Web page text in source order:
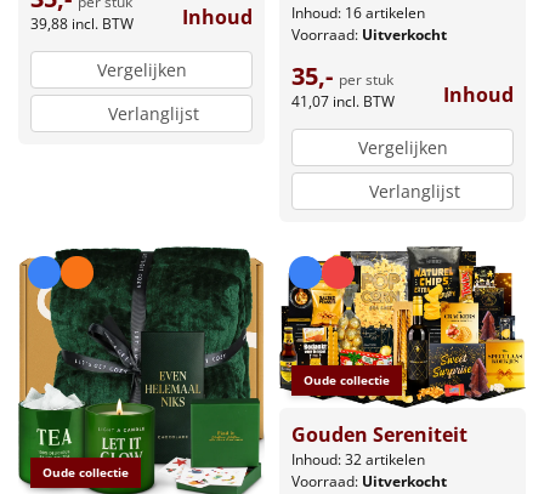
39,88 incl. BTW Inhoud
Vergelijken
Verlanglijst
Inhoud: 16 artikelen
Voorraad: Uitverkocht
35,- per stuk
41,07 incl. BTW Inhoud
Vergelijken
Verlanglijst
Oude collectie
Oude collectie
Gouden Sereniteit
Inhoud: 32 artikelen
Voorraad: Uitverkocht